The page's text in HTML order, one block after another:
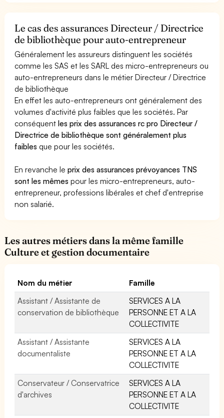
Le cas des assurances Directeur / Directrice
de bibliothèque pour auto-entrepreneur
Généralement les assureurs distinguent les sociétés
comme les SAS et les SARL des micro-entrepreneurs ou
auto-entrepreneurs dans le métier Directeur / Directrice
de bibliothèque
En effet les auto-entrepreneurs ont généralement des
volumes d'activité plus faibles que les sociétés. Par
conséquentles prix des assurances rc pro Directeur /
Directrice de bibliothèque sont généralement plus
faibles que pour les sociétés.
En revanche leprix des assurances prévoyances TNS
sont les mêmes pour les micro-entrepreneurs, auto-
entrepreneur, professions libérales et chef d'entreprise
non salarié.
Les autres métiers dans la même famille
Culture et gestion documentaire
Nom du métier
Famille
Assistant / Assistante de
conservation de bibliothèque
SERVICES A LA
PERSONNE ET A LA
COLLECTIVITE
Assistant / Assistante
documentaliste
SERVICES A LA
PERSONNE ET A LA
COLLECTIVITE
Conservateur / Conservatrice
d'archives
SERVICES A LA
PERSONNE ET A LA
COLLECTIVITE